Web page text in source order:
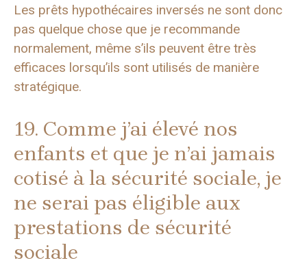
Les prêts hypothécaires inversés ne sont donc
pas quelque chose que je recommande
normalement, même s’ils peuvent être très
efficaces lorsqu’ils sont utilisés de manière
stratégique.
19. Comme j’ai élevé nos
enfants et que je n’ai jamais
cotisé à la sécurité sociale, je
ne serai pas éligible aux
prestations de sécurité
sociale